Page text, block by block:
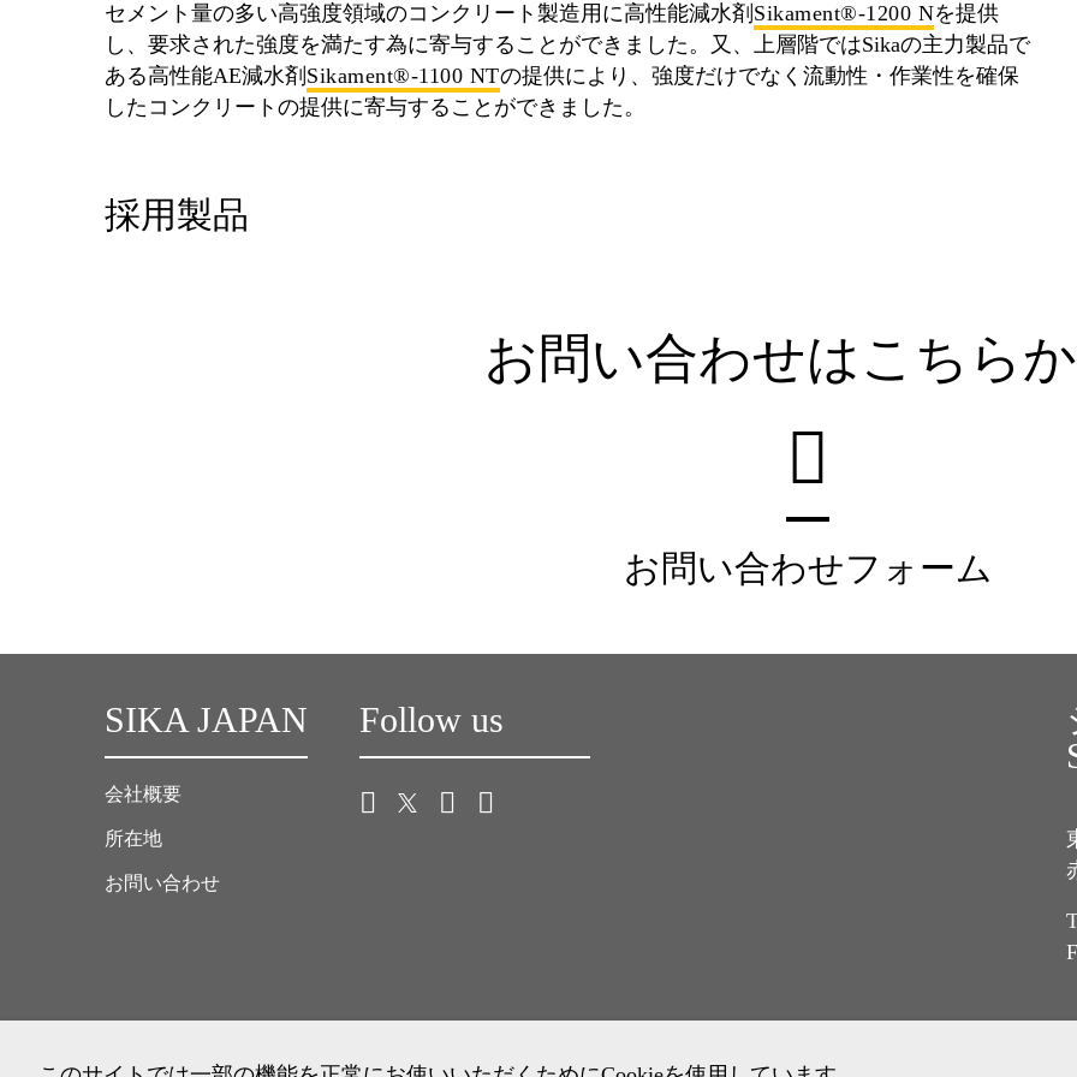
セメント量の多い高強度領域のコンクリート製造用に高性能減水剤 Sikament®-1200 Nを提供
し、要求された強度を満たす為に寄与することができました。又、上層階ではSikaの主力製品で
ある高性能AE減水剤 Sikament®-1100 NTの提供により、強度だけでなく流動性・作業性を確保
したコンクリートの提供に寄与することができました。
採用製品
お問い合わせはこちら
お問い合わせフォーム
SIKA JAPAN
会社概要
所在地
お問い合わせ
Follow us